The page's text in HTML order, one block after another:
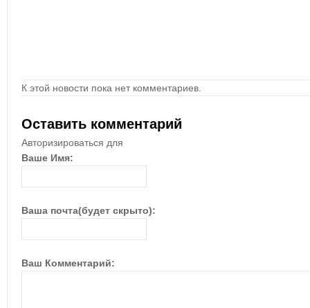
К этой новости пока нет комментариев.
Оставить комментарий
Авторизироваться для
Ваше Имя:
Ваша почта(будет скрыто):
Ваш Комментарий: